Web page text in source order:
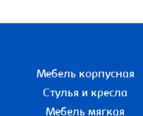
Мебель корпусная
Стулья и кресла
Мебель мягкая